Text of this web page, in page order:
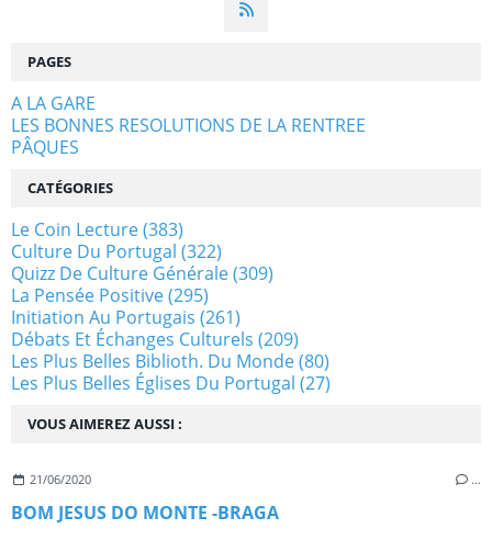
VOUS AIMEREZ AUSSI :
21/06/2020 …
BOM JESUS DO MONTE -BRAGA
PAGES
A LA GARE
LES BONNES RESOLUTIONS DE LA RENTREE
PÂQUES
CATÉGORIES
Le Coin Lecture(383)
Culture Du Portugal (322)
Quizz De Culture Générale(309)
La Pensée Positive(295)
Initiation Au Portugais (261)
Débats Et Échanges Culturels (209)
Les Plus Belles Biblioth. Du Monde(80)
Les Plus Belles Églises Du Portugal (27)